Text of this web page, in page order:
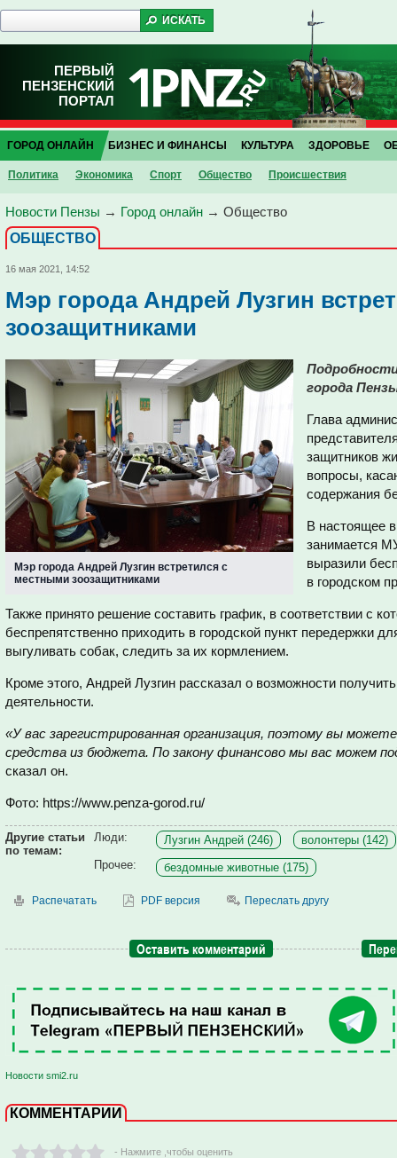
ПЕРВЫЙ
ПЕНЗЕНСКИЙ
ПОРТАЛ
ГОРОД ОНЛАЙН
Политика Экономика Спорт Общество Проиcшествия
БИЗНЕС И ФИНАНСЫ КУЛЬТУРА ЗДОРОВЬЕ
Новости Пензы → Город онлайн → Общество
ОБЩЕСТВО
16 мая 2021, 14:52
Мэр города Андрей Лузгин
зоозащитниками
Мэр города Андрей Лузгин встретился с
местными зоозащитниками
города
Глава
защитников
вопросы,
содержания
В настоящее
занимается
выразили
в городском
Также принято решение составить график, в соответствии с
беспрепятственно приходить в городской пункт передержки
выгуливать собак, следить за их кормлением.
Кроме этого, Андрей Лузгин рассказал о возможности
деятельности.
«У вас зарегистрированная организация, поэтому вы
средства из бюджета. По закону финансово мы вас можем
сказал он.
Фото: https://www.penza-gorod.ru/
Другие статьи
по темам:
Люди: Лузгин Андрей (246)
волонтеры (142)
Прочее:
бездомные животные (175)
Распечатать PDF версия Переслать другу
Оставить комментарий
Новости smi2.ru
КОММЕНТАРИИ
- Нажмите ,чтобы оценить